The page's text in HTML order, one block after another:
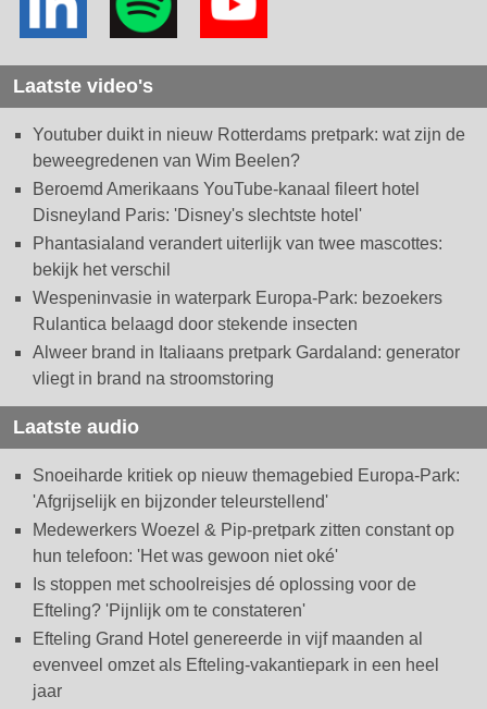
Laatste video's
Youtuber duikt in nieuw Rotterdams pretpark: wat zijn de
beweegredenen van Wim Beelen?
Beroemd Amerikaans YouTube-kanaal fileert hotel
Disneyland Paris: 'Disney's slechtste hotel'
Phantasialand verandert uiterlijk van twee mascottes:
bekijk het verschil
Wespeninvasie in waterpark Europa-Park: bezoekers
Rulantica belaagd door stekende insecten
Alweer brand in Italiaans pretpark Gardaland: generator
vliegt in brand na stroomstoring
Laatste audio
Snoeiharde kritiek op nieuw themagebied Europa-Park:
'Afgrijselijk en bijzonder teleurstellend'
Medewerkers Woezel & Pip-pretpark zitten constant op
hun telefoon: 'Het was gewoon niet oké'
Is stoppen met schoolreisjes dé oplossing voor de
Efteling? 'Pijnlijk om te constateren'
Efteling Grand Hotel genereerde in vijf maanden al
evenveel omzet als Efteling-vakantiepark in een heel
jaar